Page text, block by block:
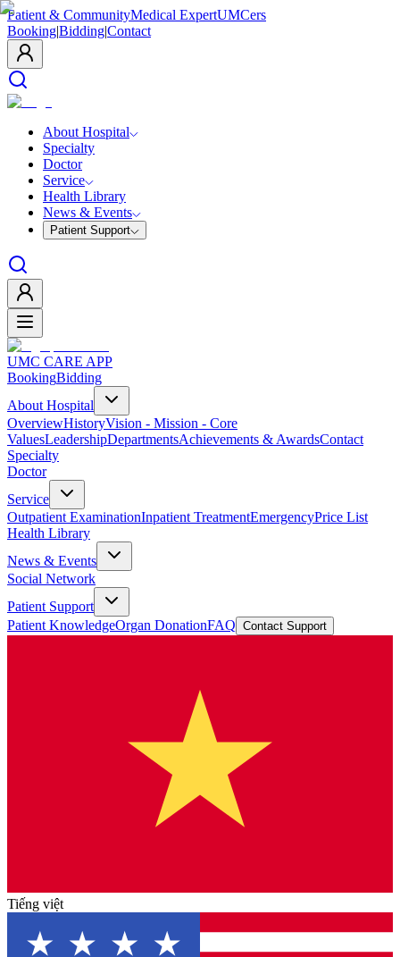
Patient & CommunityMedical ExpertUMCers
Booking|Bidding|Contact
About Hospital
Specialty
Doctor
Service
Health Library
News & Events
Patient Support
UMC CARE APP
BookingBidding
About Hospital
OverviewHistoryVision - Mission - Core
ValuesLeadershipDepartmentsAchievements & AwardsContact
Specialty
Doctor
Service
Outpatient ExaminationInpatient TreatmentEmergencyPrice List
Health Library
News & Events
Social Network
Patient Support
Patient KnowledgeOrgan DonationFAQ Contact Support
Tiếng việt